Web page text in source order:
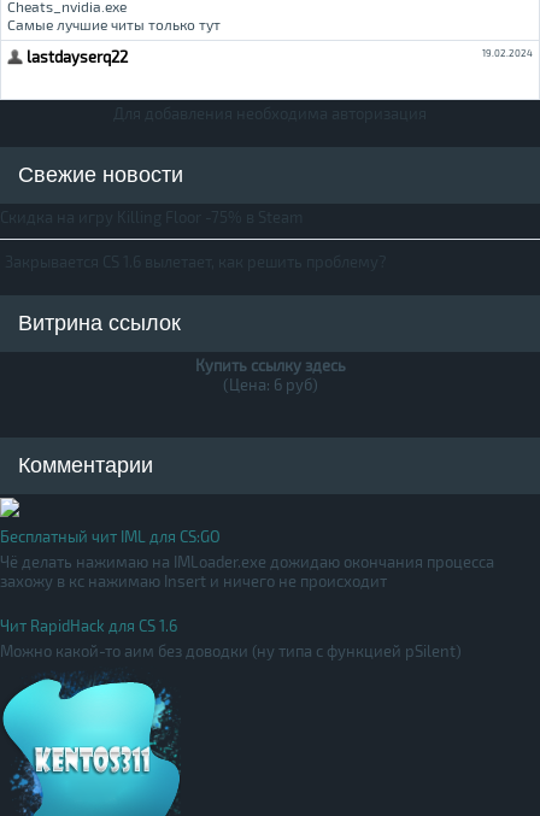
Свежие новости
Витрина ссылок
Купить ссылку здесь
(Цена: 6 руб)
Комментарии
Бесплатный чит IML для CS:GO
Чё делать нажимаю на IMLoader.exe дожидаю окончания процесса
захожу в кс нажимаю Insert и ничего не происходит
Чит RapidHack для CS 1.6
Можно какой-то аим без доводки (ну типа с функцией pSilent)